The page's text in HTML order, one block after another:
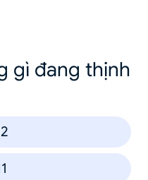
gì đang thịnh